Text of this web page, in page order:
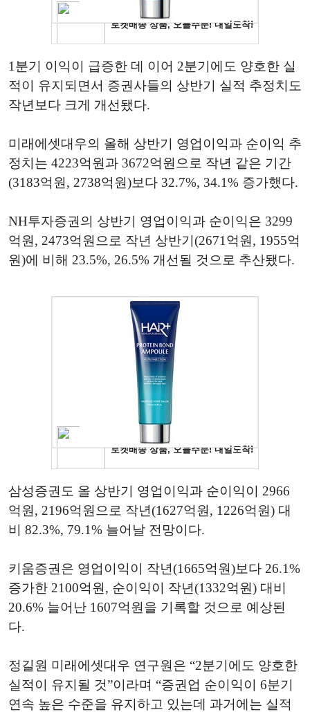
1분기 이익이 급증한 데 이어 2분기에도 양호한 실
적이 유지되면서 증권사들의 상반기 실적 추정치도
작년보다 크게 개선됐다.
미래에셋대우의 올해 상반기 영업이익과 순이익 추
정치는 4223억원과 3672억원으로 작년 같은 기간
(3183억원, 2738억원)보다 32.7%, 34.1% 증가했다.
NH투자증권의 상반기 영업이익과 순이익은 3299
억원, 2473억원으로 작년 상반기(2671억원, 1955억
원)에 비해 23.5%, 26.5% 개선될 것으로 추산됐다.
삼성증권도 올 상반기 영업이익과 순이익이 2966
억원, 2196억원으로 작년(1627억원, 1226억원) 대
비 82.3%, 79.1% 늘어날 전망이다.
키움증권은 영업이익이 작년(1665억원)보다 26.1%
증가한 2100억원, 순이익이 작년(1332억원) 대비
20.6% 늘어난 1607억원을 기록할 것으로 예상된
다.
정길원 미래에셋대우 연구원은 “2분기에도 양호한
실적이 유지될 것”이라며 “증권업 순이익이 6분기
연속 높은 수준을 유지하고 있는데 과거에는 실적